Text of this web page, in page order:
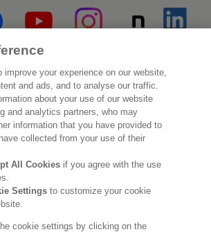
花王について
ィ イノベーション
投資家情報
ム 採用情報
シビリティ 個人情報保護方針
ソーシャルメディアポリシー
improve your experience on our website,
and ads, and to analyse our traffic.
about your use of our website
and analytics partners, who may
information that you have provided to
collected from your use of their
All Cookies if you agree with the use
Settingsto customize your cookie
cookie settings by clicking on the